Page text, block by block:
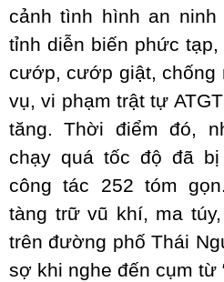
cảnh tình hình an
tỉnh diễn biến phức
cướp, cướp giật, chống
vụ, vi phạm trật tự
tăng. Thời điểm đó,
chạy quá tốc độ đã
công tác 252 tóm
tàng trữ vũ khí, ma
trên đường phố Thái
sợ khi nghe đến cụm từ